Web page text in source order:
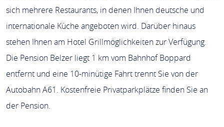
sich mehrere Restaurants, in denen Ihnen deutsche und
internationale Küche angeboten wird. Darüber hinaus
stehen Ihnen am Hotel Grillmöglichkeiten zur Verfügung.
Die Pension Belzer liegt 1 km vom Bahnhof Boppard
entfernt und eine 10-minütige Fahrt trennt Sie von der
Autobahn A61. Kostenfreie Privatparkplätze finden Sie an
der Pension.